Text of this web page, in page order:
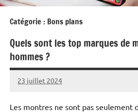
Catégorie : Bons plans
Quels sont les top marques de
hommes ?
23 juillet 2024
Zozo
Aucun
Les montres ne sont pas seulement